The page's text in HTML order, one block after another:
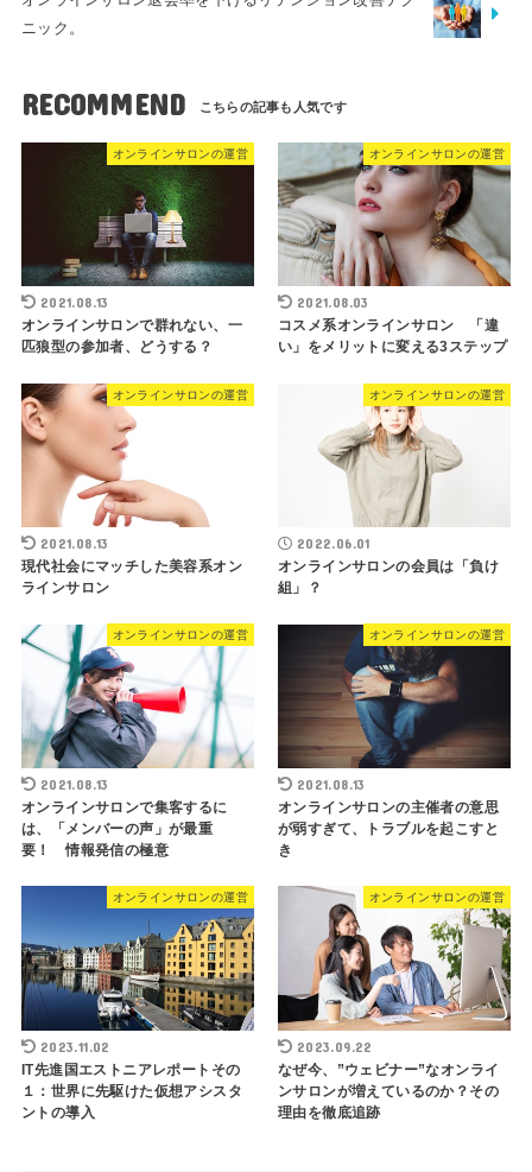
ニック。
RECOMMEND
オンラインサロンの運営
2021.08.13
オンラインサロンで群れない、一
匹狼型の参加者、どうする？
オンラインサロンの運営
2021.08.03
コスメ系オンラインサロン 「違
い」をメリットに変える3ステップ
オンラインサロンの運営
2021.08.13
現代社会にマッチした美容系オン
ラインサロン
オンラインサロンの運営
2022.06.01
オンラインサロンの会員は「負け
組」？
オンラインサロンの運営
2021.08.13
オンラインサロンで集客するに
は、「メンバーの声」が最重
要！ 情報発信の極意
オンラインサロンの運営
2021.08.13
オンラインサロンの主催者の意思
が弱すぎて、トラブルを起こすと
き
オンラインサロンの運営
2023.11.02
IT先進国エストニアレポートその
１：世界に先駆けた仮想アシスタ
ントの導入
オンラインサロンの運営
2023.09.22
なぜ今、”ウェビナー”なオンライ
ンサロンが増えているのか？その
理由を徹底追跡